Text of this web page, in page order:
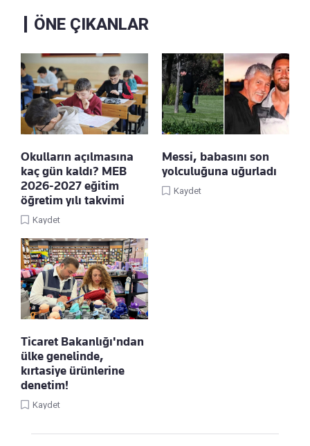
ÖNE ÇIKANLAR
Okulların açılmasına
kaç gün kaldı? MEB
2026-2027 eğitim
öğretim yılı takvimi
Kaydet
Messi, babasını son
yolculuğuna uğurladı
Kaydet
Ticaret Bakanlığı'ndan
ülke genelinde,
kırtasiye ürünlerine
denetim!
Kaydet